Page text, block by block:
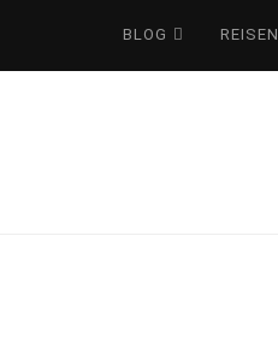
BLOG REISEN